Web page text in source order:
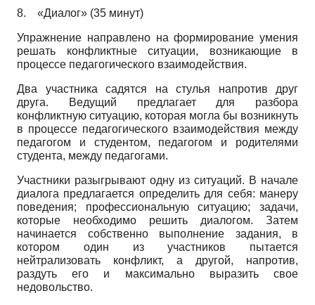
8. «Диалог» (35 минут)
Упражнение направлено на формирование умения
решать конфликтные ситуации, возникающие в
процессе педагогического взаимодействия.
Два участника садятся на стулья напротив друг
друга. Ведущий предлагает для разбора
конфликтную ситуацию, которая могла бы возникнуть
в процессе педагогического взаимодействия между
педагогом и студентом, педагогом и родителями
студента, между педагогами.
Участники разыгрывают одну из ситуаций. В начале
диалога предлагается определить для себя: манеру
поведения; профессиональную ситуацию; задачи,
которые необходимо решить диалогом. Затем
начинается собственно выполнение задания, в
котором один из участников пытается
нейтрализовать конфликт, а другой, напротив,
раздуть его и максимально выразить свое
недовольство.